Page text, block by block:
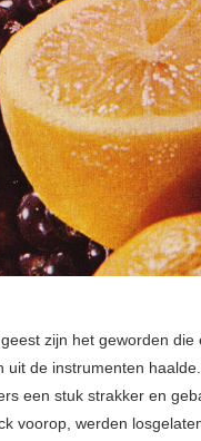
zijn het geworden die
de instrumenten
een stuk strakker en
voorop, werden